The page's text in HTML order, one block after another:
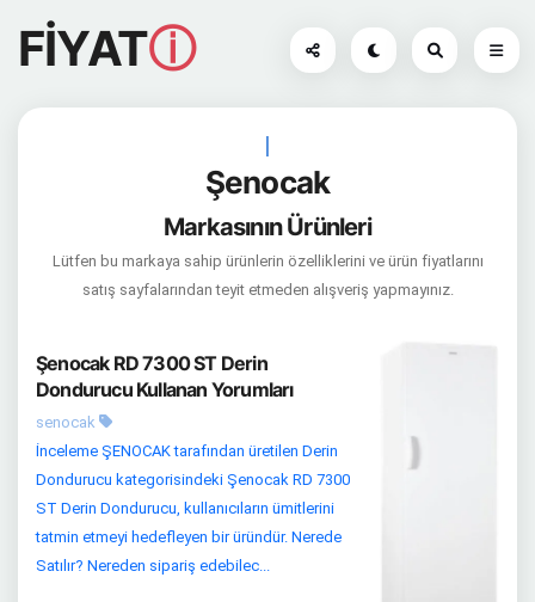
FİYATⓘ
|
Şenocak
Markasının Ürünleri
Lütfen bu markaya sahip ürünlerin özelliklerini ve ürün fiyatlarını
satış sayfalarından teyit etmeden alışveriş yapmayınız.
Şenocak RD 7300 ST Derin
Dondurucu Kullanan Yorumları
senocak
İnceleme ŞENOCAK tarafından üretilen Derin
Dondurucu kategorisindeki Şenocak RD 7300
ST Derin Dondurucu, kullanıcıların ümitlerini
tatmin etmeyi hedefleyen bir üründür. Nerede
Satılır? Nereden sipariş edebilec...